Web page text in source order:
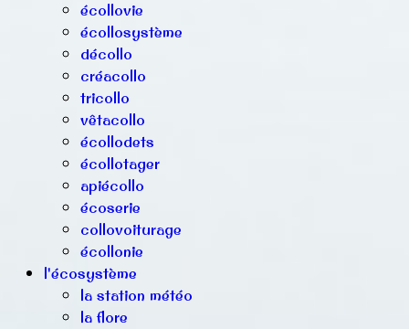
écollovie
écollosystème
décollo
créacollo
tricollo
vêtacollo
écollodets
écollotager
apiécollo
écoserie
collovoiturage
écollonie
l'écosystème
la station météo
la flore